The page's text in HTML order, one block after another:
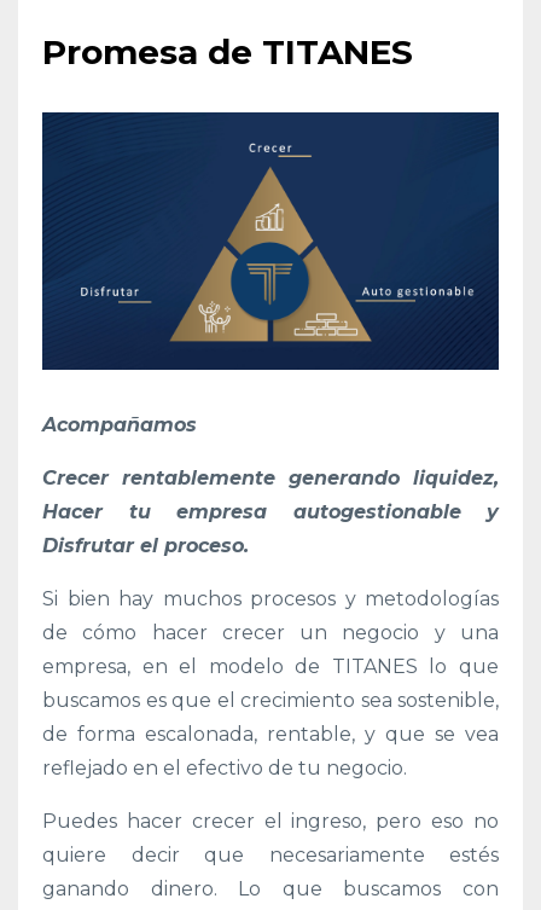
Promesa de TITANES
Acompañamos
Crecer rentablemente generando liquidez,
Hacer tu empresa autogestionable y
Disfrutar el proceso.
Si bien hay muchos procesos y metodologías
de cómo hacer crecer un negocio y una
empresa, en el modelo de TITANES lo que
buscamos es que el crecimiento sea sostenible,
de forma escalonada, rentable, y que se vea
reflejado en el efectivo de tu negocio.
Puedes hacer crecer el ingreso, pero eso no
quiere decir que necesariamente estés
ganando dinero. Lo que buscamos con